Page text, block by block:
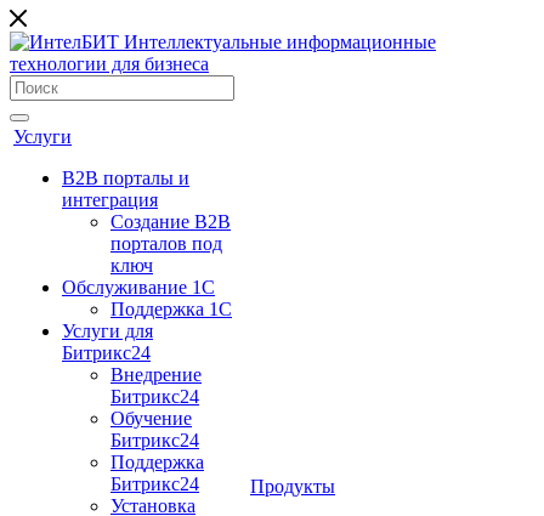
Услуги
B2B порталы и
интеграция
Создание B2B
порталов под
ключ
Обслуживание 1С
Поддержка 1С
Услуги для
Битрикс24
Внедрение
Битрикс24
Обучение
Битрикс24
Поддержка
Битрикс24
Установка
Продукты